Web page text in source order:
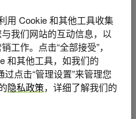
Blackwell 上
因组分析的解决方案，在
键作用。通过提供可信赖的
将分析时间从几小
够更快获得生物学洞见，临
用 Cookie 和其他工具收集
我们网站的互动信息，以
工作。点击“全部接受”，
和其他工具，如我们的
点击“管理设置”来管理您
隐私政策，详细了解我们的